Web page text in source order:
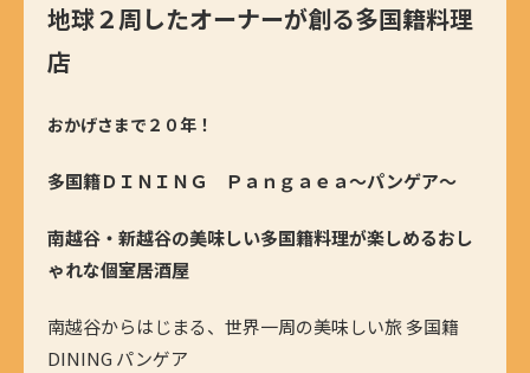
地球２周したオーナーが創る多国籍料理
店
おかげさまで２０年！
多国籍ＤＩＮＩＮＧ Ｐａｎｇａｅａ～パンゲア～
南越谷・新越谷の美味しい多国籍料理が楽しめるおし
ゃれな個室居酒屋
南越谷からはじまる、世界一周の美味しい旅 多国籍
DINING パンゲア